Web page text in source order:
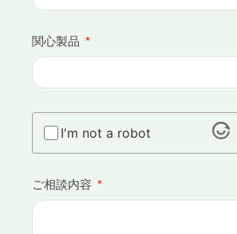
関心製品
I'm not a robot
ご相談内容